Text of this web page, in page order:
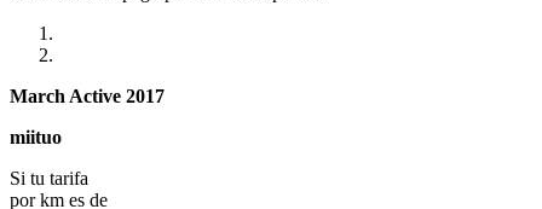
March Active 2017
miituo
Si tu tarifa
por km es de